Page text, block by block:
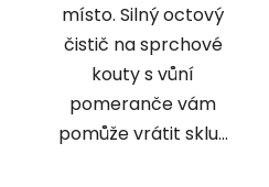
místo. Silný octový
čistič na sprchové
kouty s vůní
pomeranče vám
pomůže vrátit sklu...